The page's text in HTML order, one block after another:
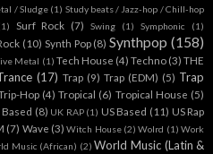
/ Sludge (1) Study beats / Jazz-hop / Chill-hop
Surf Rock (7) Swing (1) Symphonic (1)
(10) Synth Pop (8) Synthpop (158)
Metal (1) Tech House (4) Techno (3) THE
(17) Trap (9) Trap (EDM) (5) Trap
Hop (4) Tropical (6) Tropical House (5)
Based (8) UK RAP (1) US Based (11) US Rap
(7) Wave (3) Witch House (2) Wolrd (1) Work
Music (African) (2) World Music (Latin &